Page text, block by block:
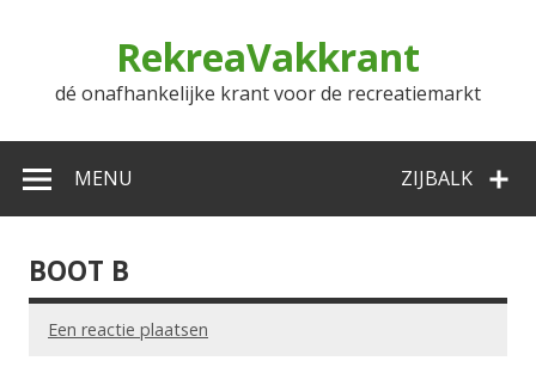
RekreaVakkrant
dé onafhankelijke krant voor de recreatiemarkt
ZIJBALK
MENU
BOOT B
Een reactie plaatsen